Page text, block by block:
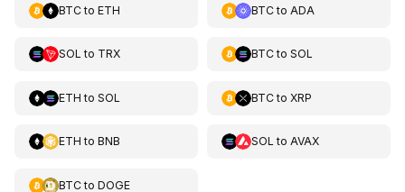
BTCto ETH BTCto ADA
SOL to TRX BTCto SOL
ETH to SOL BTCto XRP
ETH to BNB SOL to AVAX
BTCto DOGE